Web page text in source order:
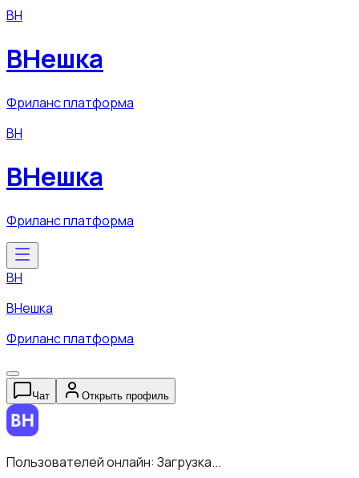
ВН
ВНешка
Фриланс платформа
ВН
ВНешка
Фриланс платформа
ВН
ВНешка
Фриланс платформа
Чат Открыть профиль
Пользователей онлайн: Загрузка...